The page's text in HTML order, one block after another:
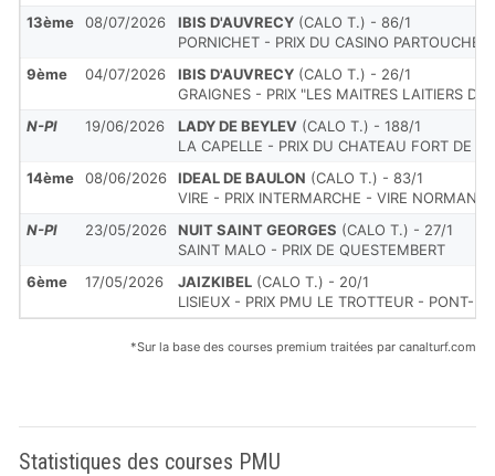
13ème
08/07/2026 IBIS D'AUVRECY (CALO T.) - 86/1
PORNICHET - PRIX DU CASINO PARTOUCHE
9ème
04/07/2026 IBIS D'AUVRECY (CALO T.) - 26/1
GRAIGNES - PRIX "LES MAITRES LAITIERS DU
N-Pl
19/06/2026 LADY DE BEYLEV (CALO T.) - 188/1
LA CAPELLE - PRIX DU CHATEAU FORT DE
14ème
08/06/2026 IDEAL DE BAULON (CALO T.) - 83/1
VIRE - PRIX INTERMARCHE - VIRE
N-Pl
23/05/2026 NUIT SAINT GEORGES (CALO T.) - 27/1
SAINT MALO - PRIX DE QUESTEMBERT
6ème
17/05/2026 JAIZKIBEL (CALO T.) - 20/1
LISIEUX - PRIX PMU LE TROTTEUR - PONT-
*Sur la base des courses premium traitées par canalturf.com
Statistiques des courses PMU